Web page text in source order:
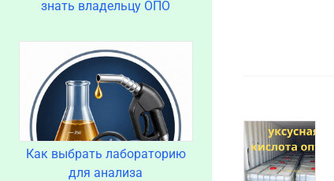
знать владельцу ОПО
Как выбрать лабораторию
для анализа